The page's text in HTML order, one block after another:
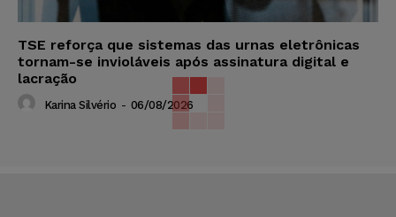
TSE reforça que sistemas das urnas eletrônicas
tornam-se invioláveis após assinatura digital e
lacração
Karina Silvério - 06/08/2026